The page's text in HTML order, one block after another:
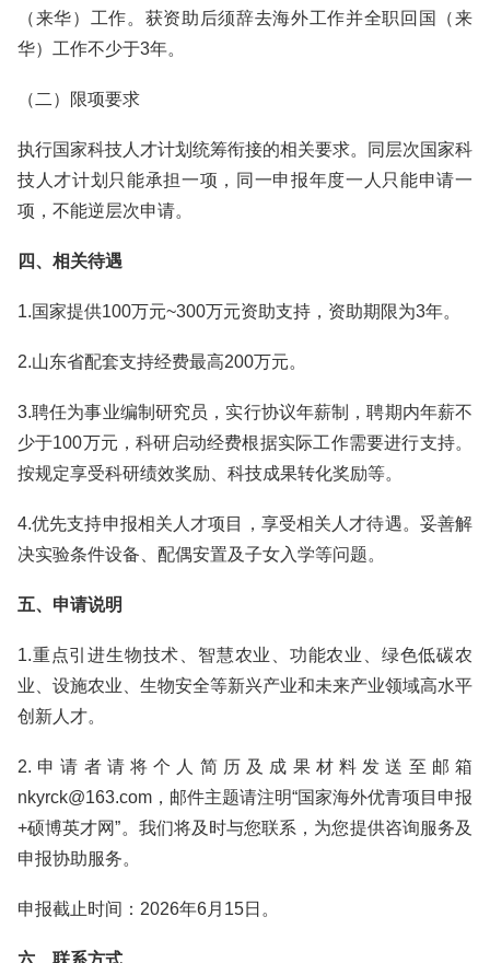
（来华）工作。获资助后须辞去海外工作并全职回国（来
华）工作不少于3年。
（二）限项要求
执行国家科技人才计划统筹衔接的相关要求。同层次国家科
技人才计划只能承担一项，同一申报年度一人只能申请一
项，不能逆层次申请。
四、相关待遇
1.国家提供100万元~300万元资助支持，资助期限为3年。
2.山东省配套支持经费最高200万元。
3.聘任为事业编制研究员，实行协议年薪制，聘期内年薪不
少于100万元，科研启动经费根据实际工作需要进行支持。
按规定享受科研绩效奖励、科技成果转化奖励等。
4.优先支持申报相关人才项目，享受相关人才待遇。妥善解
决实验条件设备、配偶安置及子女入学等问题。
五、申请说明
1.重点引进生物技术、智慧农业、功能农业、绿色低碳农
业、设施农业、生物安全等新兴产业和未来产业领域高水平
创新人才。
2.申请者请将个人简历及成果材料发送至邮箱
nkyrck@163.com，邮件主题请注明“国家海外优青项目申报
+硕博英才网”。我们将及时与您联系，为您提供咨询服务及
申报协助服务。
申报截止时间：2026年6月15日。
六、联系方式